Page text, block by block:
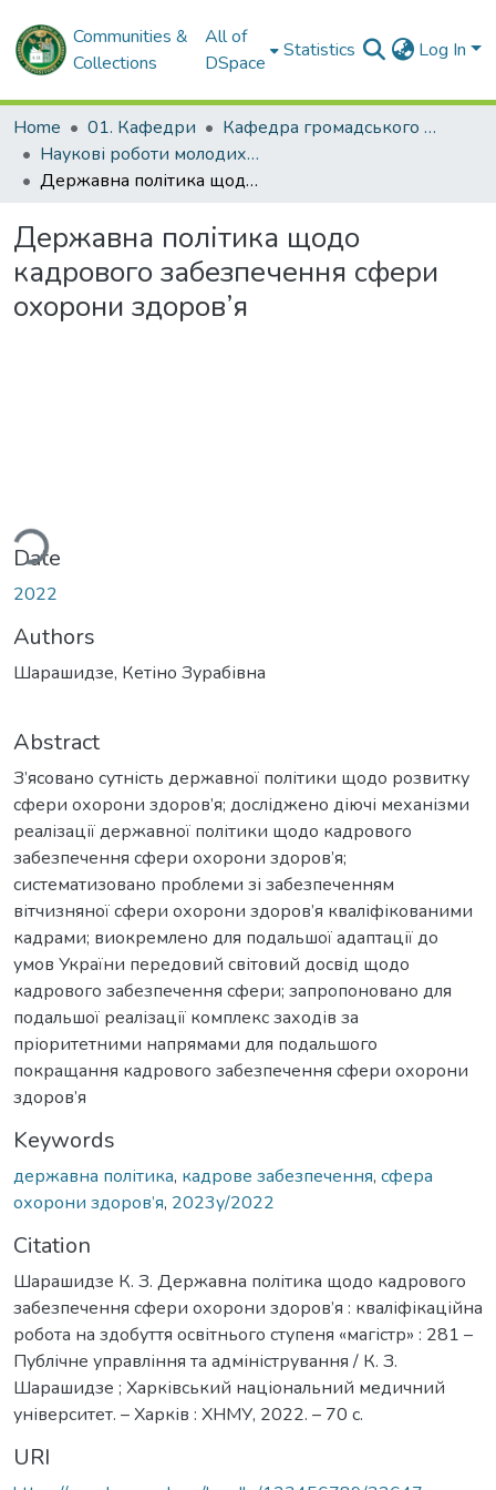
Communities &
Collections
All of
DSpace
Statistics Log In
Home 01. Кафедри
Кафедра громадського здоров'я та управління охороною здоров'я
Наукові роботи молодих дослідників та кваліфікаційні роботи. Кафедра громадського здоров'я та управління охороною здоров'я
Державна політика щодо кадрового забезпечення сфери охорони здоров’я
Державна політика щодо
кадрового забезпечення сфери
охорони здоров’я
Date
2022
Authors
Шарашидзе, Кетіно Зурабівна
Abstract
З’ясовано сутність державної політики щодо розвитку
сфери охорони здоров’я; досліджено діючі механізми
реалізації державної політики щодо кадрового
забезпечення сфери охорони здоров’я;
систематизовано проблеми зі забезпеченням
вітчизняної сфери охорони здоров’я кваліфікованими
кадрами; виокремлено для подальшої адаптації до
умов України передовий світовий досвід щодо
кадрового забезпечення сфери; запропоновано для
подальшої реалізації комплекс заходів за
пріоритетними напрямами для подальшого
покращання кадрового забезпечення сфери охорони
здоров’я
Keywords
державна політика, кадрове забезпечення, сфера
охорони здоров’я, 2023у/2022
Citation
Шарашидзе К. З. Державна політика щодо кадрового
забезпечення сфери охорони здоров’я : кваліфікаційна
робота на здобуття освітнього ступеня «магістр» : 281 –
Публічне управління та адміністрування / К. З.
Шарашидзе ; Харківський національний медичний
університет. – Харків : ХНМУ, 2022. – 70 с.
URI